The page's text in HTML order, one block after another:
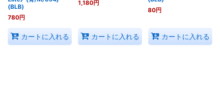
(BLB)
780円
カートに入れる
1,180円
カートに入れる
80円
カートに入れる